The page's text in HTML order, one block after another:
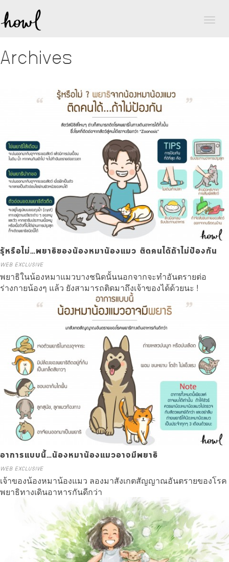
Archives
รู้หรือไม่…พยาธิของน้องหมาน้องแมว ติดคนได้ถ้าไม่ป้องกัน
WEB EXCLUSIVE
พยาธิในน้องหมาแมวบางชนิดนั้นนอกจากจะทำอันตรายต่อ
ร่างกายน้องๆ แล้ว ยังสามารถติดมาถึงเจ้าของได้ด้วยนะ !
อาการแบบนี้…น้องหมาน้องแมวอาจมีพยาธิ
WEB EXCLUSIVE
เจ้าของน้องหมาน้องแมว ลองมาสังเกตสัญญาณอันตรายของโรค
พยาธิทางเดินอาหารกันดีกว่า